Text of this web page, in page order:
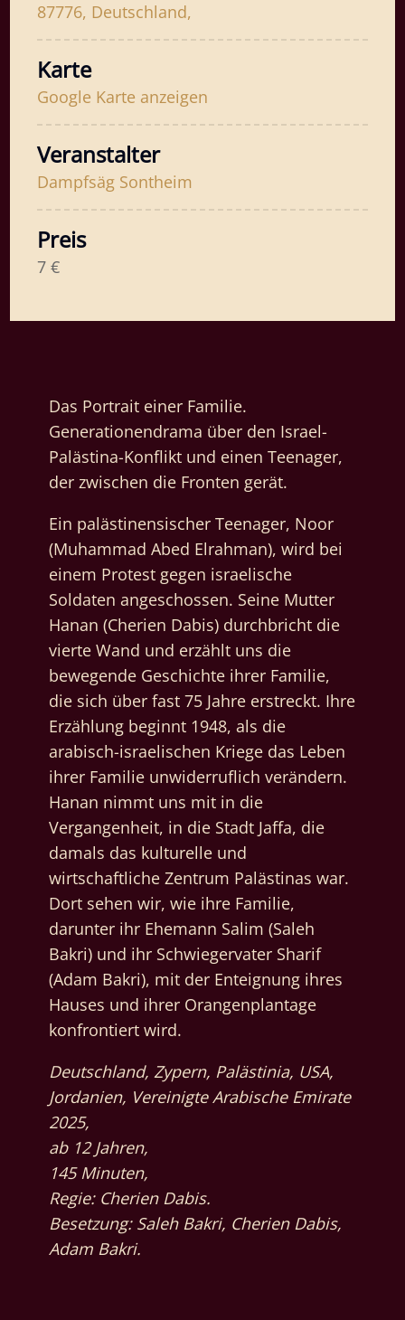
Das Portrait einer Familie.
Generationendrama über den Israel-
Palästina-Konflikt und einen Teenager,
der zwischen die Fronten gerät.
Ein palästinensischer Teenager, Noor
(Muhammad Abed Elrahman), wird bei
einem Protest gegen israelische
Soldaten angeschossen. Seine Mutter
Hanan (Cherien Dabis) durchbricht die
vierte Wand und erzählt uns die
bewegende Geschichte ihrer Familie,
die sich über fast 75 Jahre erstreckt. Ihre
Erzählung beginnt 1948, als die
arabisch-israelischen Kriege das Leben
ihrer Familie unwiderruflich verändern.
Hanan nimmt uns mit in die
Vergangenheit, in die Stadt Jaffa, die
damals das kulturelle und
wirtschaftliche Zentrum Palästinas war.
Dort sehen wir, wie ihre Familie,
darunter ihr Ehemann Salim (Saleh
Bakri) und ihr Schwiegervater Sharif
(Adam Bakri), mit der Enteignung ihres
Hauses und ihrer Orangenplantage
konfrontiert wird.
Deutschland, Zypern, Palästinia, USA,
Jordanien, Vereinigte Arabische Emirate
2025,
ab 12 Jahren,
145 Minuten,
Regie: Cherien Dabis.
Besetzung: Saleh Bakri, Cherien Dabis,
Adam Bakri.
87776, Deutschland,
Karte
Google Karte anzeigen
Veranstalter
Dampfsäg Sontheim
Preis
7 €